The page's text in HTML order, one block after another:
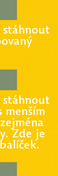
stáhnout
stáhnout
menším
Zde je